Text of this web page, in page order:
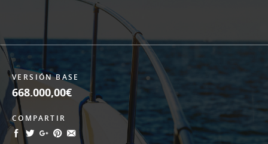
VERSIÓN BASE
668.000,00€
COMPARTIR